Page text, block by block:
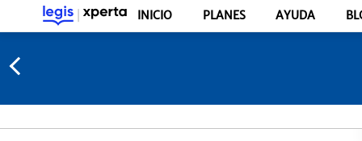
INICIO PLANES AYUDA